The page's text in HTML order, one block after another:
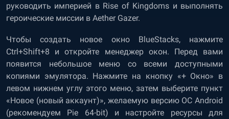
руководить империей в Rise of Kingdoms и выполнять
героические миссии в Aether Gazer.
Чтобы создать новое окно BlueStacks, нажмите
Ctrl+Shift+8 и откройте менеджер окон. Перед вами
появится небольшое меню со всеми доступными
копиями эмулятора. Нажмите на кнопку «+ Окно» в
левом нижнем углу этого меню, затем выберите пункт
«Новое (новый аккаунт)», желаемую версию ОС Android
(рекомендуем Pie 64-bit) и настройте ресурсы для